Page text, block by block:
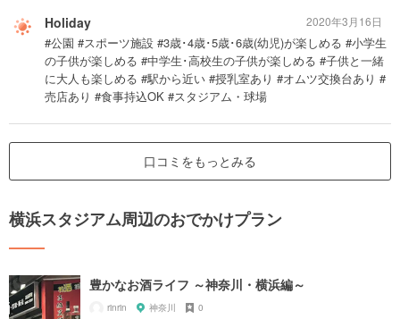
Holiday
#公園 #スポーツ施設 #3歳･4歳･5歳･6歳(幼児)が楽しめる #小学生
の子供が楽しめる #中学生･高校生の子供が楽しめる #子供と一緒
に大人も楽しめる #駅から近い #授乳室あり #オムツ交換台あり #
売店あり #食事持込OK #スタジアム・球場
2020年3月16日
口コミをもっとみる
横浜スタジアム周辺のおでかけプラン
豊かなお酒ライフ ～神奈川・横浜編～
rinrin 神奈川 0